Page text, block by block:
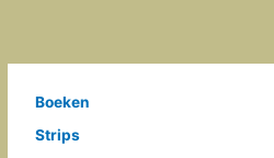
Boeken
Strips